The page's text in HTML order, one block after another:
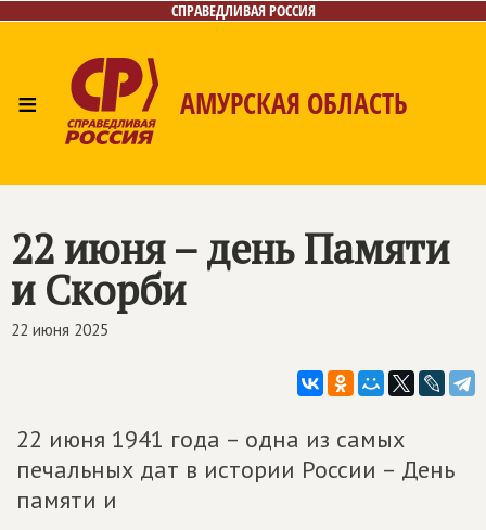
СПРАВЕДЛИВАЯ РОССИЯ
≡ АМУРСКАЯ ОБЛАСТЬ
22 июня – день Памяти
и Скорби
22 июня 2025
22 июня 1941 года – одна из самых
печальных дат в истории России – День
памяти и